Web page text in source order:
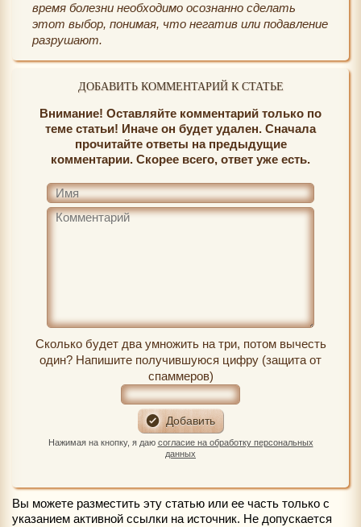
время болезни необходимо осознанно сделать
этот выбор, понимая, что негатив или подавление
разрушают.
ДОБАВИТЬ КОММЕНТАРИЙ К СТАТЬЕ
Внимание! Оставляйте комментарий только по
теме статьи! Иначе он будет удален. Сначала
прочитайте ответы на предыдущие
комментарии. Скорее всего, ответ уже есть.
Сколько будет два умножить на три, потом вычесть
один? Напишите получившуюся цифру (защита от
спаммеров)
Нажимая на кнопку, я даю согласие на обработку персональных
данных
Вы можете разместить эту статью или ее часть только с
указанием активной ссылки на источник. Не допускается